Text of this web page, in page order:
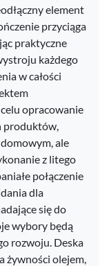
element
przyciąga
praktyczne
każdego
w całości
opracowanie
produktów,
ale
z litego
połączenie
dla
się do
wybory będą
rozwoju. Deska
żywności olejem,